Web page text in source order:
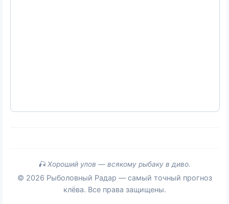
🎣 Хороший улов — всякому рыбаку в диво.
© 2026 Рыболовный Радар — самый точный прогноз
клёва. Все права защищены.